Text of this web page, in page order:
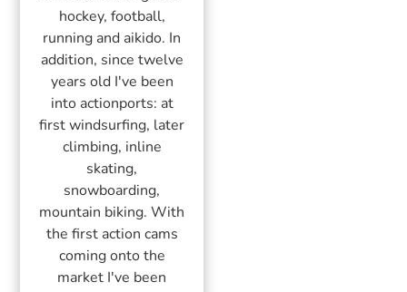
hockey, football,
running and aikido. In
addition, since twelve
years old I've been
into actionports: at
first windsurfing, later
climbing, inline
skating,
snowboarding,
mountain biking. With
the first action cams
coming onto the
market I've been